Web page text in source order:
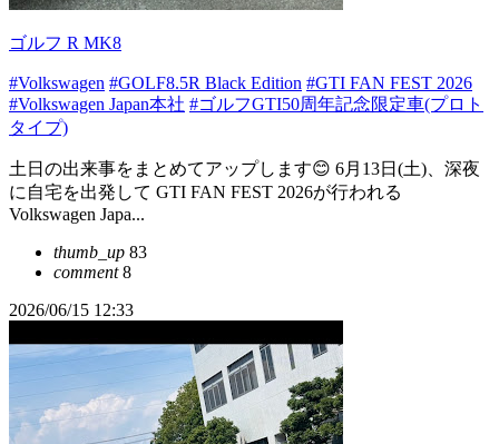
ゴルフ R MK8
#Volkswagen #GOLF8.5R Black Edition #GTI FAN FEST 2026
#Volkswagen Japan本社 #ゴルフGTI50周年記念限定車(プロト
タイプ)
土日の出来事をまとめてアップします😊 6月13日(土)、深夜
に自宅を出発して GTI FAN FEST 2026が行われる
Volkswagen Japa...
thumb_up 83
comment8
2026/06/15 12:33